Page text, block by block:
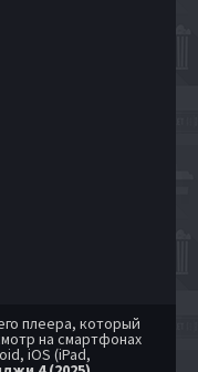
плеера, который
на смартфонах
iOS (iPad,